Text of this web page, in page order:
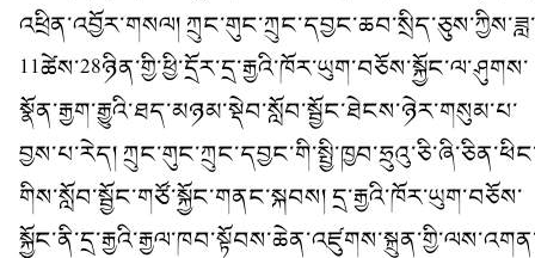
འཕྲིན་འབྱོར་གསལ། ཀྲུང་གུང་ཀྲུང་དབྱང་ཆབ་སྲིད་ཅུས་ཀྱིས་ཟླ་
11ཚེས་28ཉིན་གྱི་ཕྱི་དྲོར་དྲ་རྒྱའི་ཁོར་ཡུག་བཅོས་སྐྱོང་ལ་ཤུགས་
སྣོན་རྒྱག་རྒྱུའི་ཐད་མཉམ་སྡེབ་སློབ་སྦྱོང་ཐེངས་ཉེར་གསུམ་པ་
བྱས་པ་རེད།
གིས་སློབ་སྦྱོང་གཙོ་སྐྱོང་གནང་སྐབས། དྲ་རྒྱའི་ཁོར་ཡུག་བཅོས་